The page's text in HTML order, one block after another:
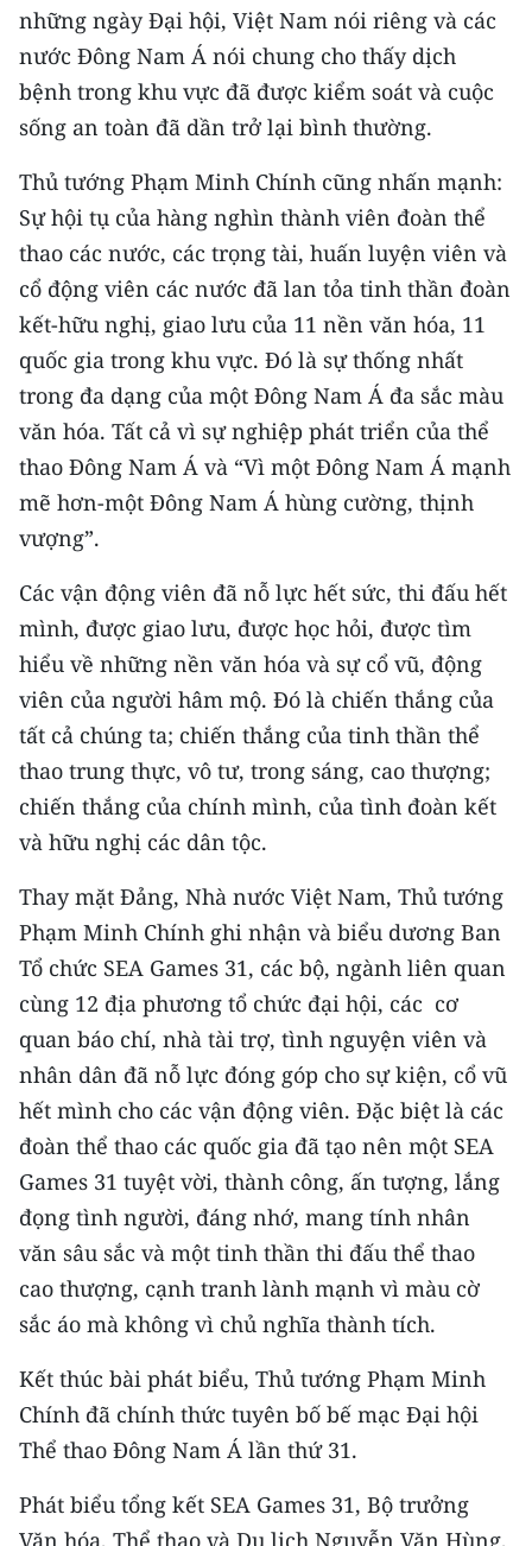
TIN ĐỊA PHƯƠNG
Trung du và miền núi phía Bắc
Đồng bằng sông Hồng
Bắc Trung Bộ
Duyên hải Nam Trung Bộ và Tây
Nguyên
Đông Nam Bộ
Đồng bằng sông Cửu Long
Chuyên trang Hà Nội
Chuyên trang TP. Hồ Chí Minh
CHUYÊN ĐỀ
CÁC CHUYÊN TRANG
VỀ BÁO NHÂN DÂN
THỜI NAY
NHÂN DÂN CUỐI TUẦN
NHÂN DÂN HẰNG THÁNG
MUA BÁO
ĐỌC BÁO IN
ENGLISH
中文
FRANÇAIS
ESPAÑOL
한국어
những ngày Đại hội, Việt Nam nói riêng và các
nước Đông Nam Á nói chung cho thấy dịch
bệnh trong khu vực đã được kiểm soát và cuộc
sống an toàn đã dần trở lại bình thường.
Thủ tướng Phạm Minh Chính cũng nhấn mạnh:
Sự hội tụ của hàng nghìn thành viên đoàn thể
thao các nước, các trọng tài, huấn luyện viên và
cổ động viên các nước đã lan tỏa tinh thần đoàn
kết-hữu nghị, giao lưu của 11 nền văn hóa, 11
quốc gia trong khu vực. Đó là sự thống nhất
trong đa dạng của một Đông Nam Á đa sắc màu
văn hóa. Tất cả vì sự nghiệp phát triển của thể
thao Đông Nam Á và “Vì một Đông Nam Á mạnh
mẽ hơn-một Đông Nam Á hùng cường, thịnh
vượng”.
Các vận động viên đã nỗ lực hết sức, thi đấu hết
mình, được giao lưu, được học hỏi, được tìm
hiểu về những nền văn hóa và sự cổ vũ, động
viên của người hâm mộ. Đó là chiến thắng của
tất cả chúng ta; chiến thắng của tinh thần thể
thao trung thực, vô tư, trong sáng, cao thượng;
chiến thắng của chính mình, của tình đoàn kết
và hữu nghị các dân tộc.
Thay mặt Đảng, Nhà nước Việt Nam, Thủ tướng
Phạm Minh Chính ghi nhận và biểu dương Ban
Tổ chức SEA Games 31, các bộ, ngành liên quan
cùng 12 địa phương tổ chức đại hội, các cơ
quan báo chí, nhà tài trợ, tình nguyện viên và
nhân dân đã nỗ lực đóng góp cho sự kiện, cổ vũ
hết mình cho các vận động viên. Đặc biệt là các
đoàn thể thao các quốc gia đã tạo nên một SEA
Games 31 tuyệt vời, thành công, ấn tượng, lắng
đọng tình người, đáng nhớ, mang tính nhân
văn sâu sắc và một tinh thần thi đấu thể thao
cao thượng, cạnh tranh lành mạnh vì màu cờ
sắc áo mà không vì chủ nghĩa thành tích.
Kết thúc bài phát biểu, Thủ tướng Phạm Minh
Chính đã chính thức tuyên bố bế mạc Đại hội
Thể thao Đông Nam Á lần thứ 31.
Phát biểu tổng kết SEA Games 31, Bộ trưởng
Văn hóa, Thể thao và Du lịch Nguyễn Văn Hùng,